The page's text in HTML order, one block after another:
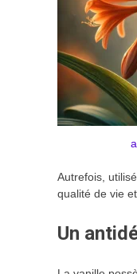
Autrefois,
qualité de vie
Un